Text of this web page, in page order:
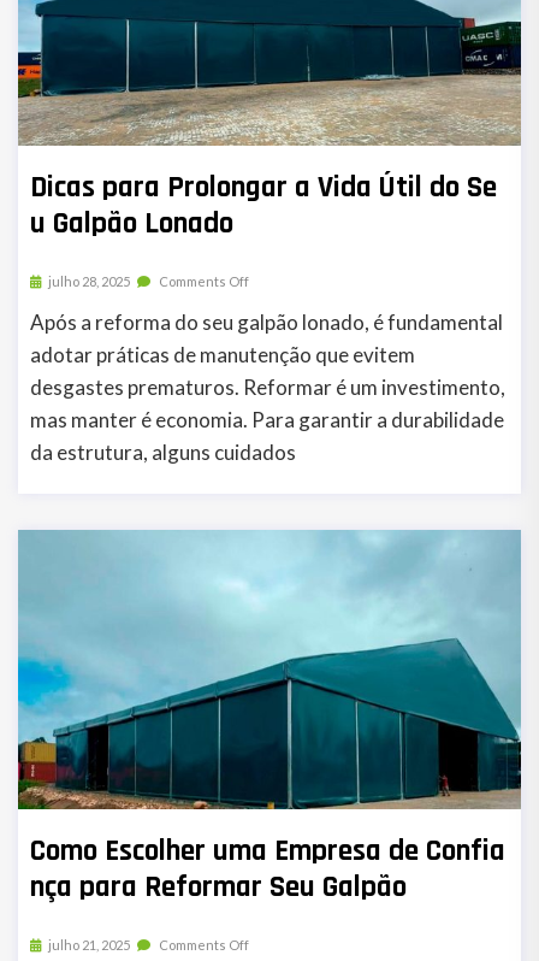
Dicas para Prolongar a Vida Útil do Se
u Galpão Lonado
julho 28, 2025 Comments Off
Após a reforma do seu galpão lonado, é fundamental
adotar práticas de manutenção que evitem
desgastes prematuros. Reformar é um investimento,
mas manter é economia. Para garantir a durabilidade
da estrutura, alguns cuidados
Como Escolher uma Empresa de Confia
nça para Reformar Seu Galpão
julho 21, 2025 Comments Off